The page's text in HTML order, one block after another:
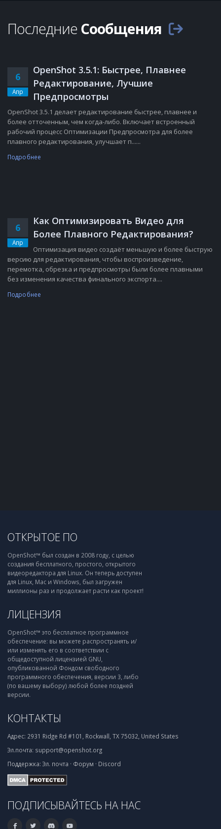
Последние Сообщения
6
Апр
OpenShot 3.5.1: Быстрее, Плавнее
Редактирование, Лучшие
Предпросмотры
OpenShot 3.5.1 делает редактирование быстрее, плавнее и
более отточенным, чем когда-либо. Включает встроенный
рабочий процесс Оптимизации Предпросмотра для более
плавного редактирования, улучшает п......
Подробнее
6
Апр
Как Оптимизировать Видео для
Более Плавного Редактирования?
Оптимизация видео создаёт меньшую и более быструю
версию для редактирования, чтобы воспроизведение,
перемотка, обрезка и предпросмотры были более плавными
без изменения качества финального экспорта....
Подробнее
ОТКРЫТОЕ ПО
OpenShot™ был создан в 2008 году, с целью
создания бесплатного, простого, открытого
видеоредактора для Linux. Он теперь доступен
для Linux, Mac и Windows, был загружен
миллионы раз и продолжает расти как проект!
ЛИЦЕНЗИЯ
OpenShot™ это бесплатное программное
обеспечение: вы можете распространять и/
или изменять его в соответствии с
общедоступной лицензией GNU,
опубликованной Фондом свободного
программного обеспечения, версии 3, либо
(по вашему выбору) любой более поздней
версии.
КОНТАКТЫ
Адрес: 2931 Ridge Rd #101, Rockwall, TX 75032, United States
Эл.почта: support@openshot.org
Поддержка: Эл. почта · Форум · Discord
ПОДПИСЫВАЙТЕСЬ НА НАС